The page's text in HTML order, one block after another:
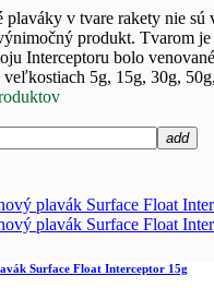
plaváky v tvare rakety nie sú
produkt. Tvarom
Interceptoru bolo
5g, 15g, 30g,
add
Surface Float Interceptor 15g